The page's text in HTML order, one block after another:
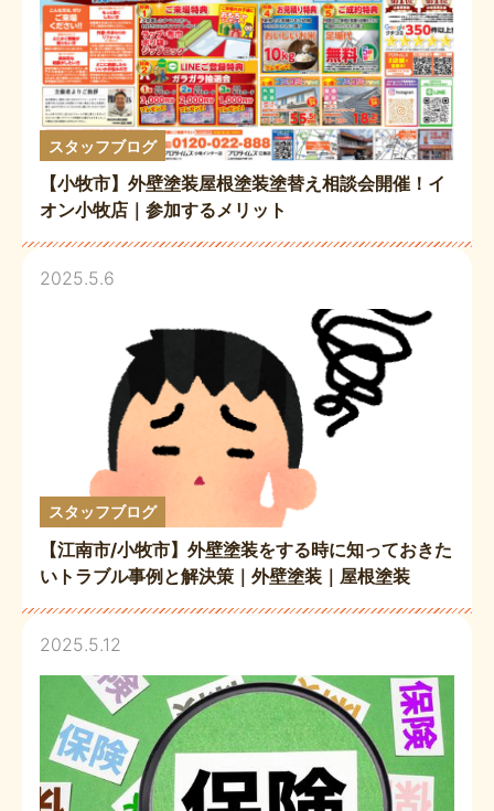
スタッフブログ
【小牧市】外壁塗装屋根塗装塗替え相談会開催！イ
オン小牧店｜参加するメリット
2025.5.6
スタッフブログ
【江南市/小牧市】外壁塗装をする時に知っておきた
いトラブル事例と解決策｜外壁塗装｜屋根塗装
2025.5.12